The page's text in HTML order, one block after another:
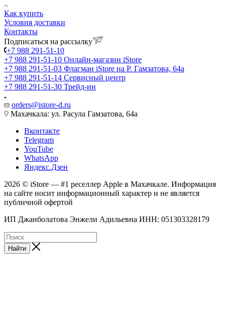
Как купить
Условия доставки
Контакты
Подписаться на рассылку
+7 988 291-51-10
+7 988 291-51-10 Онлайн-магазин iStore
+7 988 291-51-03 Флагман iStore на Р. Гамзатова, 64а
+7 988 291-51-14 Сервисный центр
+7 988 291-51-30 Трейд-ин
orders@istore-d.ru
Махачкала: ул. Расула Гамзатова, 64а
Вконтакте
Telegram
YouTube
WhatsApp
Яндекс.Дзен
2026 © iStore — #1 реселлер Apple в Махачкале. Информация
на сайте носит информационный характер и не является
публичной офертой
ИП Джанболатова Энжели Адильевна ИНН: 051303328179
Найти